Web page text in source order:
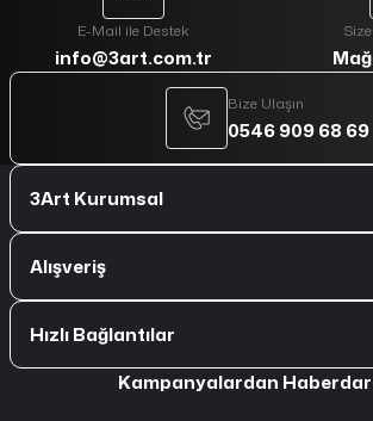
E-Mail ile Destek
info@3art.com.tr
Bize Ulaşın
0546 909 68 69
3Art Kurumsal
Alışveriş
Hızlı Bağlantılar
Kampanyalardan